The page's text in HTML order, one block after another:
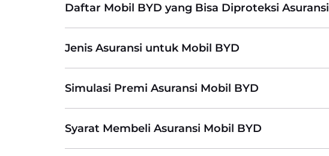
Daftar Mobil BYD yang Bisa Diproteksi Asuransi
Jenis Asuransi untuk Mobil BYD
Simulasi Premi Asuransi Mobil BYD
Syarat Membeli Asuransi Mobil BYD